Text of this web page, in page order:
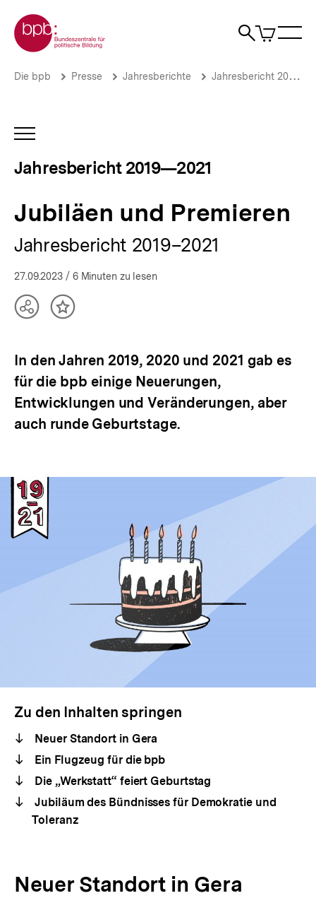
zum
Seiteninhalt
springen
Zur Startseite der bpb
Suche
Artikel
im
Jubiläen
Jahresbericht
2019
2021
Brotkrümelnavigation
Pfadnavigation
Die bpb Presse Jahresberichte Jahresbericht 2019—2021
INHALTSNAVIGATION
Jahresbericht 2019—2021
Jubiläen und Premieren
Jahresbericht 2019–2021
27.09.2023 / 6 Minuten zu lesen
TeilenInhalt
In den Jahren 2019, 2020 und 2021 gab es
für die bpb einige Neuerungen,
Entwicklungen und Veränderungen, aber
auch runde Geburtstage.
Zu den Inhalten springen
Neuer Standort in Gera
Ein Flugzeug für die bpb
Die „Werkstatt“ feiert Geburtstag
Jubiläum des Bündnisses für Demokratie und
Toleranz
Neuer Standort in Gera